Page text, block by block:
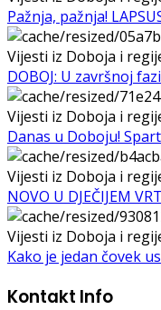
Pažnja, pažnja!
Vijesti iz Doboja i
DOBOJ: U završnoj
Vijesti iz Doboja i
Danas u Doboju!
Vijesti iz Doboja i
NOVO U DJEČIJEM
Vijesti iz Doboja i
Kako je jedan čovek
Kontakt Info